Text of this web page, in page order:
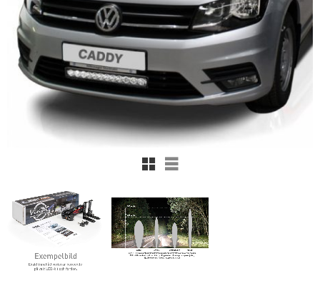
Rutnätsvy
Listvy